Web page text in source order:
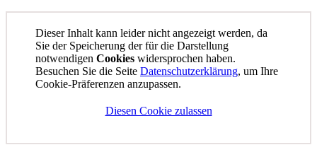
Dieser Inhalt kann leider nicht angezeigt werden, da
Sie der Speicherung der für die Darstellung
notwendigen Cookies widersprochen haben.
Besuchen Sie die Seite Datenschutzerklärung, um Ihre
Cookie-Präferenzen anzupassen.
Diesen Cookie zulassen